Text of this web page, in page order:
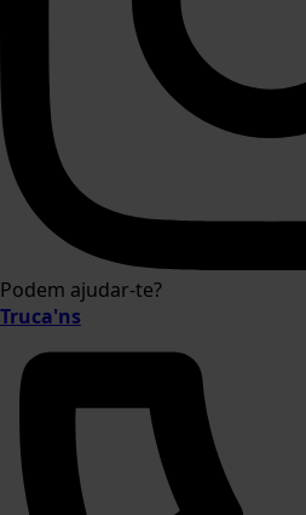
Podem ajudar-te?
Truca'ns